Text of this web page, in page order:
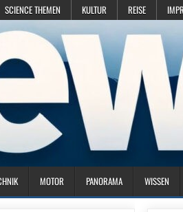
SCIENCE THEMEN KULTUR REISE
MOTOR PANORAMA WISSEN